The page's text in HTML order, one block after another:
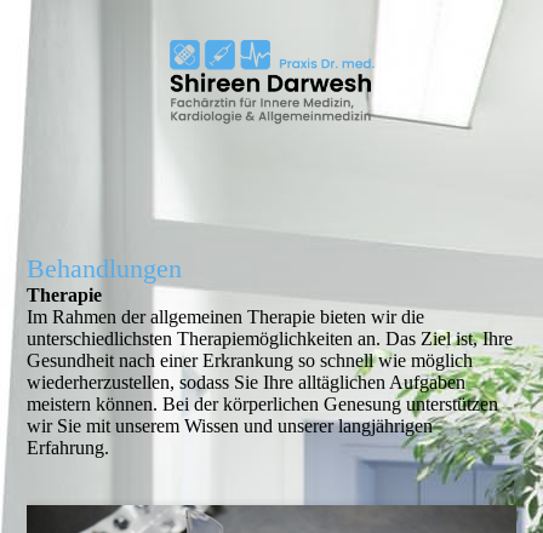
Behandlungen
Therapie
Im Rahmen der allgemeinen Therapie bieten wir die
unterschiedlichsten Thera­pie­möglich­keiten an. Das Ziel ist, Ihre
Gesundheit nach einer Erkrankung so schnell wie möglich
wieder­her­zu­stellen, sodass Sie Ihre alltäglichen Aufgaben
meistern können. Bei der körperlichen Genesung unterstützen
wir Sie mit unserem Wissen und unserer langjährigen
Erfahrung.